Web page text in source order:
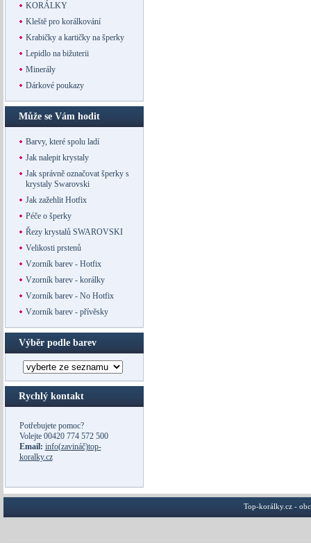
KORÁLKY
Kleště pro korálkování
Krabičky a kartičky na šperky
Lepidlo na bižuterii
Minerály
Dárkové poukazy
Může se Vám hodit
Barvy, které spolu ladí
Jak nalepit krystaly
Jak správně označovat šperky s
krystaly Swarovski
Jak zažehlit Hotfix
Péče o šperky
Řezy krystalů SWAROVSKI
Velikosti prstenů
Vzorník barev - Hotfix
Vzorník barev - korálky
Vzorník barev - No Hotfix
Vzorník barev - přívěsky
Výběr podle barev
Rychlý kontakt
Potřebujete pomoc?
Volejte 00420 774 572 500
Email: info(zavináč)top-
koralky.cz
Top-korálky.cz -